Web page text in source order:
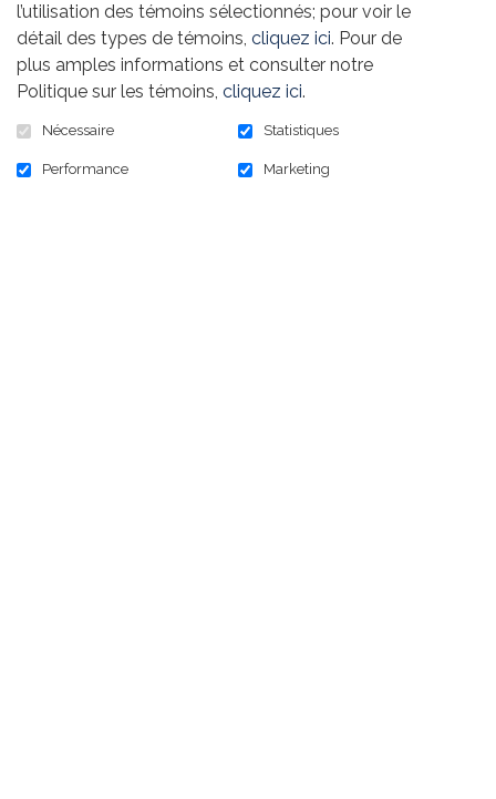
une visibilité sur les deux terrains de golf. Merci de
nous fournir le logo de votre entreprise ou de votre
Section locale en format . eps, .ai, ou .pdf
résolution), pour la création de matériel imprimé.
l’utilisation des témoins sélectionnés; pour voir le
détail des types de témoins, cliquez ici. Pour de
plus amples informations et consulter notre
Politique sur les témoins, cliquez ici.
Nécessaire Statistiques
Performance Marketing